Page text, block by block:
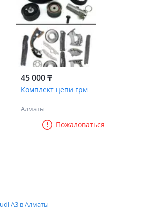
45 000 ₸
Комплект цепи грм
Алматы
Пожаловаться
A3 в Алматы